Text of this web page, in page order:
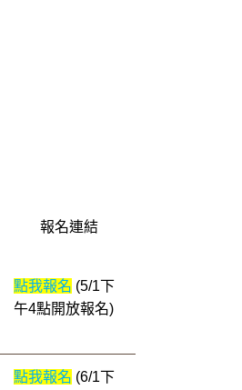
報名連結
點我報名 (5/1下
午4點開放報名)
點我報名 (6/1下